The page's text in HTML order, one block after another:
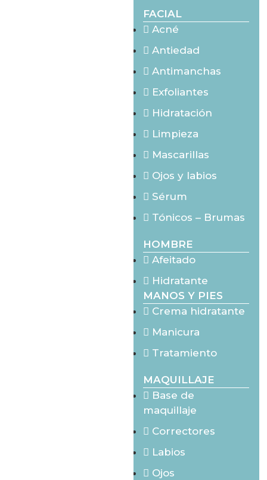
FACIAL
Acné
Antiedad
Antimanchas
Exfoliantes
Hidratación
Limpieza
Mascarillas
Ojos y labios
Sérum
Tónicos – Brumas
HOMBRE
Afeitado
Hidratante
MANOS Y PIES
Crema hidratante
Manicura
Tratamiento
MAQUILLAJE
Base de
maquillaje
Correctores
Labios
Ojos